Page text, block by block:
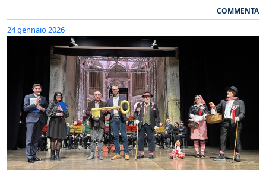
COMMENTA
24 gennaio 2026